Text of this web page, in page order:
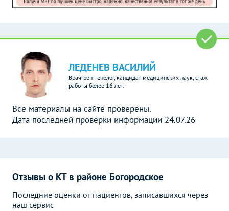
ЛЕДЕНЕВ ВАСИЛИЙ
Врач-рентгенолог, кандидат медицинских наук, стаж
работы более 16 лет.
Все материалы на сайте проверены.
Дата последней проверки информации 24.07.26
Отзывы о КТ в районе Богородское
Последние оценки от пациентов, записавшихся через
наш сервис